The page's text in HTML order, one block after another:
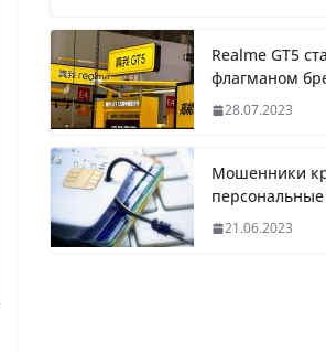
Realme GT5
флагманом
28.07.2023
Мошенники
21.06.2023